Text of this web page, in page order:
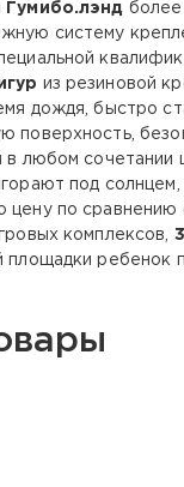
Гумибо.лэнд более
систему
из резиновой
дождя, быстро
поверхность,
в любом
под
по сравнению
комплексов,
площадки